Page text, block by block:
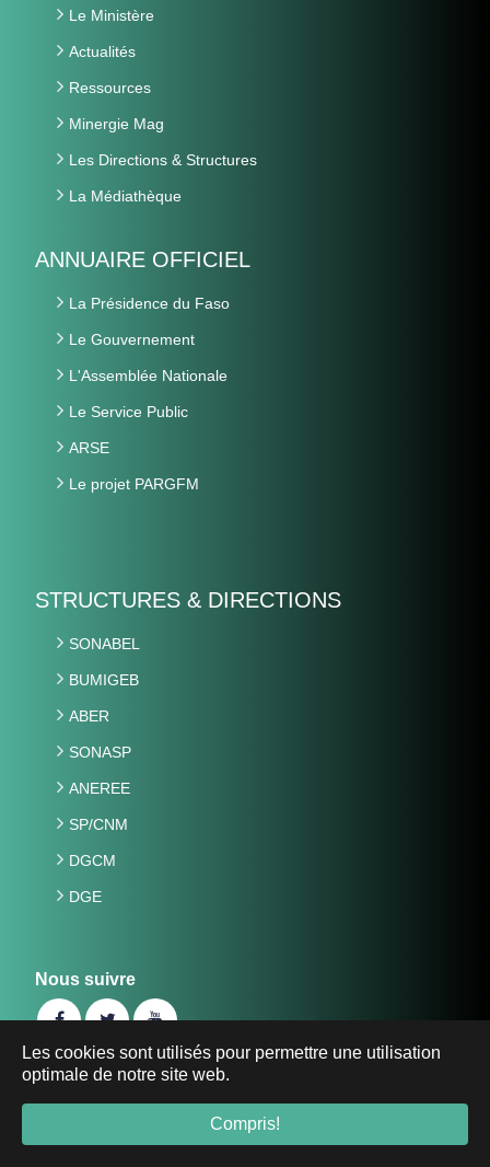
Les cookies sont utilisés pour permettre une utilisation
optimale de notre site web.
Compris!
Le Ministère
Actualités
Ressources
Minergie Mag
Les Directions & Structures
La Médiathèque
ANNUAIRE OFFICIEL
La Présidence du Faso
Le Gouvernement
L'Assemblée Nationale
Le Service Public
ARSE
Le projet PARGFM
STRUCTURES & DIRECTIONS
SONABEL
BUMIGEB
ABER
SONASP
ANEREE
SP/CNM
DGCM
DGE
Nous suivre
©2019 Ministère de l'Energie, des Mines et des Carrières
Mentions Légales